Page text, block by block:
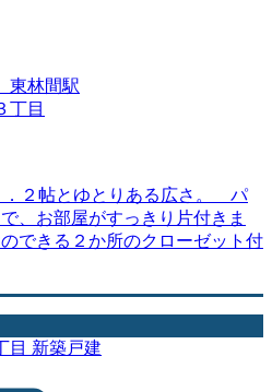
東林間駅
丁目
．２帖とゆとりある広さ。 パ
、お部屋がすっきり片付きま
できる２か所のクローゼット付
目 新築戸建